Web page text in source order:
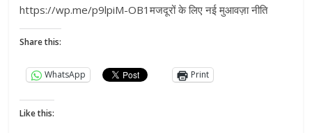
https://wp.me/p9lpiM-OB1मजदूरों के लिए नई मुआवज़ा नीति
Share this:
WhatsApp Print
Like this: